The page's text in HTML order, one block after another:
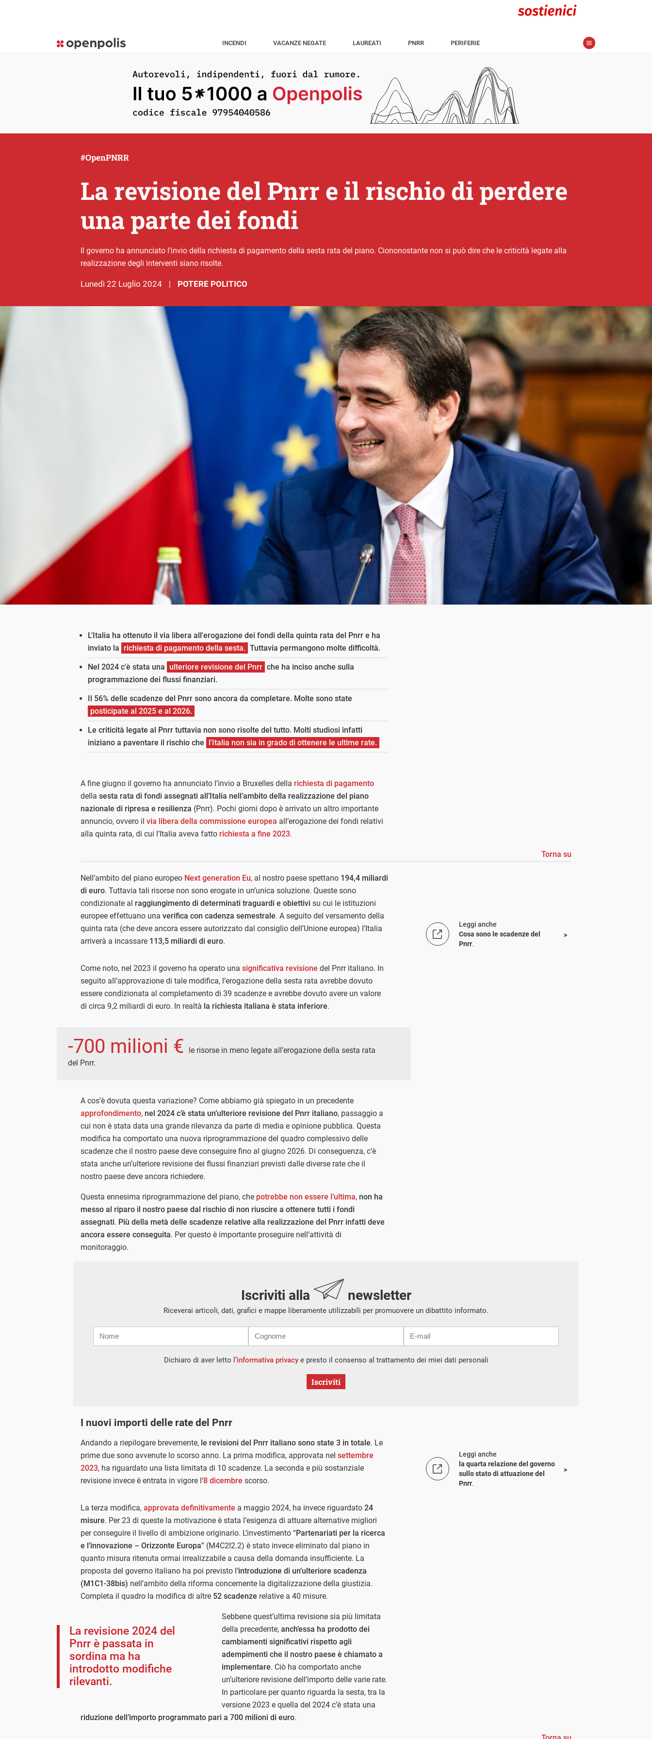
INCENDI VACANZE NEGATE LAUREATI PNRR PERIFERIE
La revisione del Pnrr e il rischio di perdere
una parte dei fondi
#OpenPNRR
Il governo ha annunciato l’invio della richiesta di pagamento della sesta rata del piano. Ciononostante non si può dire che le criticità legate alla
realizzazione degli interventi siano risolte.
lunedì 22 Luglio 2024 | POTERE POLITICO
L'Italia ha ottenuto il via libera all'erogazione dei fondi della quinta rata del Pnrr e ha
inviato la richiesta di pagamento della sesta. Tuttavia permangono molte difficoltà.
Nel 2024 c'è stata una ulteriore revisione del Pnrr che ha inciso anche sulla
programmazione dei flussi finanziari.
Il 56% delle scadenze del Pnrr sono ancora da completare. Molte sono state
posticipate al 2025 e al 2026.
Le criticità legate al Pnrr tuttavia non sono risolte del tutto. Molti studiosi infatti
iniziano a paventare il rischio che l'Italia non sia in grado di ottenere le ultime rate.
A fine giugno il governo ha annunciato l’invio a Bruxelles della richiesta di pagamento
della sesta rata di fondi assegnati all’Italia nell’ambito della realizzazione del piano
nazionale di ripresa e resilienza (Pnrr). Pochi giorni dopo è arrivato un altro importante
annuncio, ovvero il via libera della commissione europea all’erogazione dei fondi relativi
alla quinta rata, di cui l’Italia aveva fatto richiesta a fine 2023.
Torna su
Nell’ambito del piano europeo Next generation Eu, al nostro paese spettano 194,4 miliardi
di euro. Tuttavia tali risorse non sono erogate in un’unica soluzione. Queste sono
condizionate al raggiungimento di determinati traguardi e obiettivi su cui le istituzioni
europee effettuano una verifica con cadenza semestrale. A seguito del versamento della
quinta rata (che deve ancora essere autorizzato dal consiglio dell’Unione europea) l’Italia
arriverà a incassare 113,5 miliardi di euro.
Leggi anche
Cosa sono le scadenze del
Pnrr.
Come noto, nel 2023 il governo ha operato una significativa revisione del Pnrr italiano. In
seguito all’approvazione di tale modifica, l’erogazione della sesta rata avrebbe dovuto
essere condizionata al completamento di 39 scadenze e avrebbe dovuto avere un valore
di circa 9,2 miliardi di euro. In realtà la richiesta italiana è stata inferiore.
-700 milioni €
le risorse in meno legate all’erogazione della sesta rata
del Pnrr.
A cos’è dovuta questa variazione? Come abbiamo già spiegato in un precedente
approfondimento, nel 2024 c’è stata un’ulteriore revisione del Pnrr italiano, passaggio a
cui non è stata data una grande rilevanza da parte di media e opinione pubblica. Questa
modifica ha comportato una nuova riprogrammazione del quadro complessivo delle
scadenze che il nostro paese deve conseguire fino al giugno 2026. Di conseguenza, c’è
stata anche un’ulteriore revisione dei flussi finanziari previsti dalle diverse rate che il
nostro paese deve ancora richiedere.
Questa ennesima riprogrammazione del piano, che potrebbe non essere l’ultima, non ha
messo al riparo il nostro paese dal rischio di non riuscire a ottenere tutti i fondi
assegnati. Più della metà delle scadenze relative alla realizzazione del Pnrr infatti deve
ancora essere conseguita. Per questo è importante proseguire nell’attività di
monitoraggio.
Iscriviti alla newsletter
Riceverai articoli, dati, grafici e mappe liberamente utilizzabili per promuovere un dibattito informato.
mail
Dichiaro di aver letto l’informativa privacye presto il consenso al trattamento dei miei dati personali
Iscriviti
I nuovi importi delle rate del Pnrr
Andando a riepilogare brevemente, le revisioni del Pnrr italiano sono state 3 in totale. Le
prime due sono avvenute lo scorso anno. La prima modifica, approvata nel settembre
2023, ha riguardato una lista limitata di 10 scadenze. La seconda e più sostanziale
revisione invece è entrata in vigore l’8 dicembre scorso.
Leggi anche
la quarta relazione del governo
sullo stato di attuazione del
Pnrr.
La terza modifica, approvata definitivamente a maggio 2024, ha invece riguardato 24
misure. Per 23 di queste la motivazione è stata l’esigenza di attuare alternative migliori
per conseguire il livello di ambizione originario. L’investimento “Partenariati per la ricerca
e l’innovazione – Orizzonte Europa” (M4C2I2.2) è stato invece eliminato dal piano in
quanto misura ritenuta ormai irrealizzabile a causa della domanda insufficiente. La
proposta del governo italiano ha poi previsto l’introduzione di un’ulteriore scadenza
(M1C1-38bis) nell’ambito della riforma concernente la digitalizzazione della giustizia.
Completa il quadro la modifica di altre 52 scadenze relative a 40 misure.
La revisione 2024 del
Pnrr è passata in
sordina ma ha
introdotto modifiche
rilevanti.
Sebbene quest’ultima revisione sia più limitata
della precedente, anch’essa ha prodotto dei
cambiamenti significativi rispetto agli
adempimenti che il nostro paese è chiamato a
implementare. Ciò ha comportato anche
un’ulteriore revisione dell’importo delle varie rate.
In particolare per quanto riguarda la sesta, tra la
versione 2023 e quella del 2024 c’è stata una
riduzione dell’importo programmato pari a 700 milioni di euro.